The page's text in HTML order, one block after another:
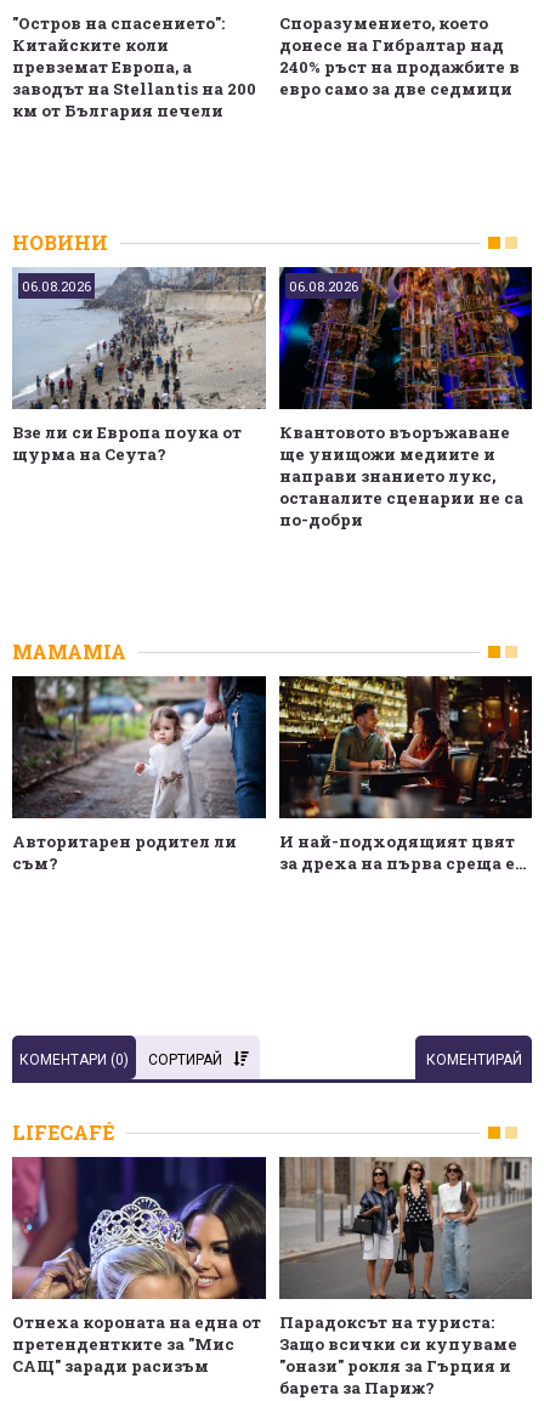
"Остров на спасението":
Китайските коли
превземат Европа, а
заводът на Stellantis на 200
км от България печели
Споразумението, което
донесе на Гибралтар над
240% ръст на продажбите в
евро само за две седмици
НОВИНИ
06.08.2026
Взе ли си Европа поука от
щурма на Сеута?
06.08.2026
Квантовото въоръжаване
ще унищожи медиите и
направи знанието лукс,
останалите сценарии не са
по-добри
MAMAMIA
Авторитарен родител ли
съм?
И най-подходящият цвят
за дреха на първа среща е...
КОМЕНТАРИ (0) СОРТИРАЙ КОМЕНТИРАЙ
LIFECAFÉ
Отнеха короната на една от
претендентките за "Мис
САЩ" заради расизъм
Парадоксът на туриста:
Защо всички си купуваме
"онази" рокля за Гърция и
барета за Париж?